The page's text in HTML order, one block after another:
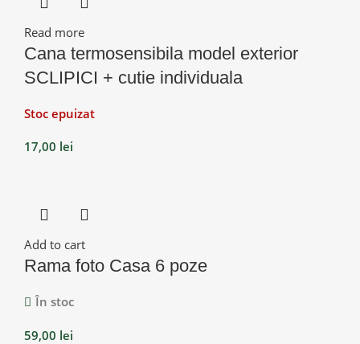
Read more
Cana termosensibila model exterior
SCLIPICI + cutie individuala
Stoc epuizat
17,00 lei
Add to cart
Rama foto Casa 6 poze
În stoc
59,00 lei